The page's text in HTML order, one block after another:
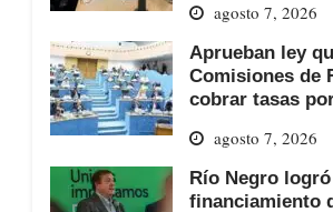
agosto 7, 2026
Aprueban ley
Comisiones de
cobrar tasas
agosto 7, 2026
Río Negro logró
financiamiento